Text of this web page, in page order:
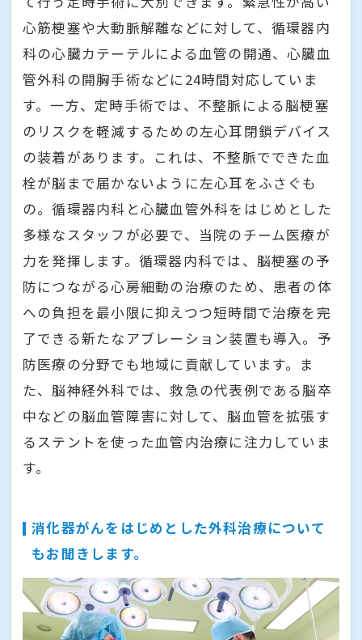
心筋梗塞や大動脈解離などに対して、循環器内
科の心臓カテーテルによる血管の開通、心臓血
管外科の開胸手術などに24時間対応していま
す。一方、定時手術では、不整脈による脳梗塞
のリスクを軽減するための左心耳閉鎖デバイス
の装着があります。これは、不整脈でできた血
栓が脳まで届かないように左心耳をふさぐも
の。循環器内科と心臓血管外科をはじめとした
多様なスタッフが必要で、当院のチーム医療が
力を発揮します。循環器内科では、脳梗塞の予
防につながる心房細動の治療のため、患者の体
への負担を最小限に抑えつつ短時間で治療を完
了できる新たなアブレーション装置も導入。予
防医療の分野でも地域に貢献しています。ま
た、脳神経外科では、救急の代表例である脳卒
中などの脳血管障害に対して、脳血管を拡張す
るステントを使った血管内治療に注力していま
す。
消化器がんをはじめとした外科治療について
もお聞きします。